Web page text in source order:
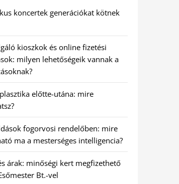
koncertek generációkat kötnek
kioszkok és online fizetési
milyen lehetőségeik vannak a
előtte-utána: mire
fogorvosi rendelőben: mire
ma a mesterséges intelligencia?
árak: minőségi kert megfizethető
Bt.-vel